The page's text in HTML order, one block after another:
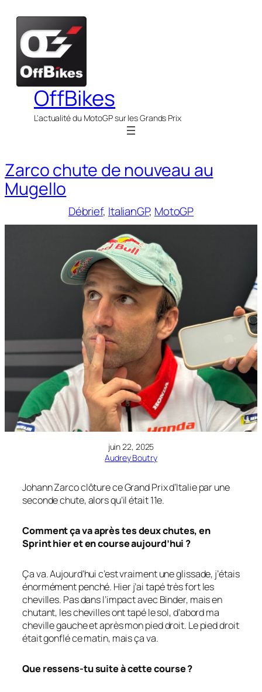
contenu
OffBikes
L'actualité du MotoGP sur les Grands Prix
Zarco chute de nouveau au
Mugello
Débrief, ItalianGP, MotoGP
juin 22, 2025
Audrey Boutry
Johann Zarco clôture ce Grand Prix d’Italie par une
seconde chute, alors qu’il était 11e.
Comment ça va après tes deux chutes, en
Sprint hier et en course aujourd’hui ?
Ça va. Aujourd’hui c’est vraiment une glissade, j’étais
énormément penché. Hier j’ai tapé très fort les
chevilles. Pas dans l’impact avec Binder, mais en
chutant, les chevilles ont tapé le sol, d’abord ma
cheville gauche et après mon pied droit. Le pied droit
était gonflé ce matin, mais ça va.
Que ressens-tu suite à cette course ?